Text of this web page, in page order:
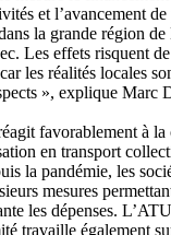
et l’avancement
la grande région
Les effets risquent
les réalités locales
», explique Marc
favorablement à la
en transport
la pandémie, les
mesures
les dépenses.
travaille également